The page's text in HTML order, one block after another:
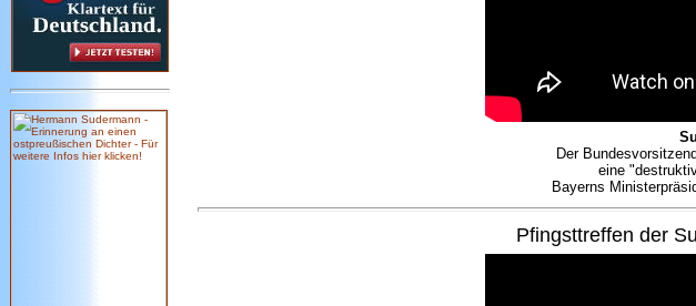
Der
eine
Bayerns
Pfingsttreffen der